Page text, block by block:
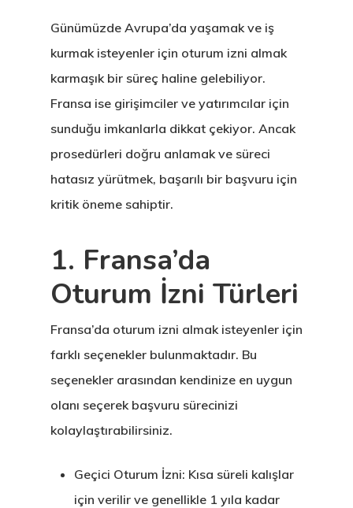
Günümüzde Avrupa’da yaşamak ve iş
kurmak isteyenler için oturum izni almak
karmaşık bir süreç haline gelebiliyor.
Fransa ise girişimciler ve yatırımcılar için
sunduğu imkanlarla dikkat çekiyor. Ancak
prosedürleri doğru anlamak ve süreci
hatasız yürütmek, başarılı bir başvuru için
kritik öneme sahiptir.
1. Fransa’da
Oturum İzni Türleri
Fransa’da oturum izni almak isteyenler için
farklı seçenekler bulunmaktadır. Bu
seçenekler arasından kendinize en uygun
olanı seçerek başvuru sürecinizi
kolaylaştırabilirsiniz.
Geçici Oturum İzni: Kısa süreli kalışlar
için verilir ve genellikle 1 yıla kadar